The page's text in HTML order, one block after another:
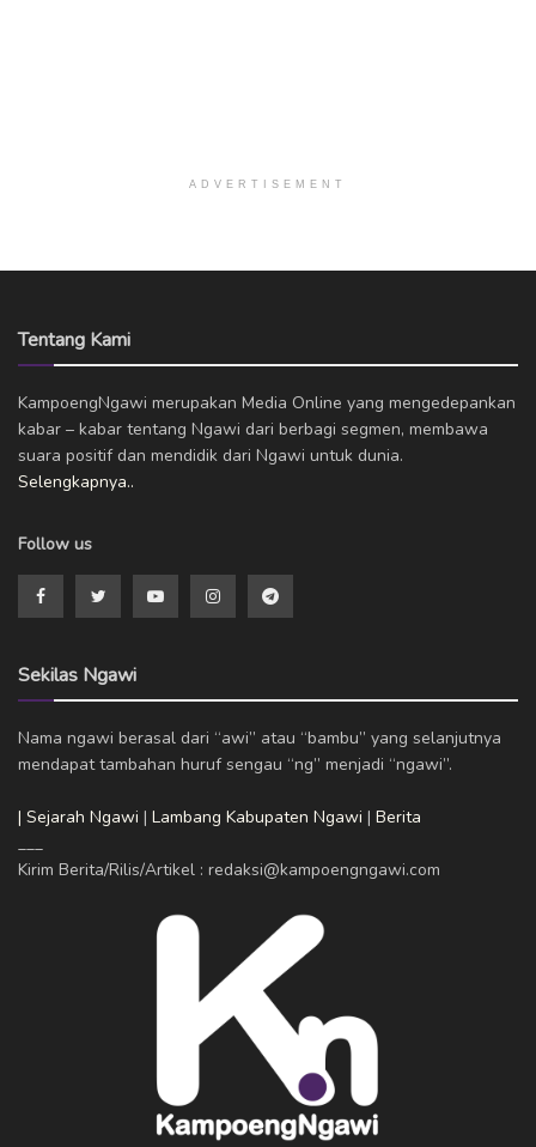
ADVERTISEMENT
Tentang Kami
KampoengNgawi merupakan Media Online yang mengedepankan
kabar – kabar tentang Ngawi dari berbagi segmen, membawa
suara positif dan mendidik dari Ngawi untuk dunia.
Selengkapnya..
Follow us
Sekilas Ngawi
Nama ngawi berasal dari “awi” atau “bambu” yang selanjutnya
mendapat tambahan huruf sengau “ng” menjadi “ngawi”.
| Sejarah Ngawi | Lambang Kabupaten Ngawi | Berita
___
Kirim Berita/Rilis/Artikel : redaksi@kampoengngawi.com